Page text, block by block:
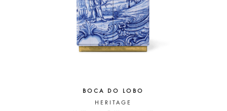
BOCA DO LOBO
HERITAGE